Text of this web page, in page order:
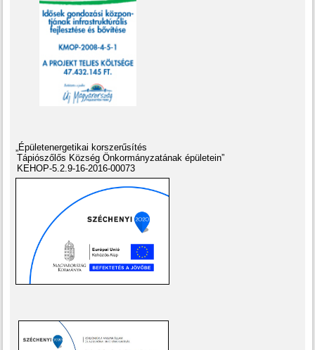
„Épületenergetikai korszerűsítés
Tápiószőlős Község Önkormányzatának épületein”
KEHOP-5.2.9-16-2016-00073